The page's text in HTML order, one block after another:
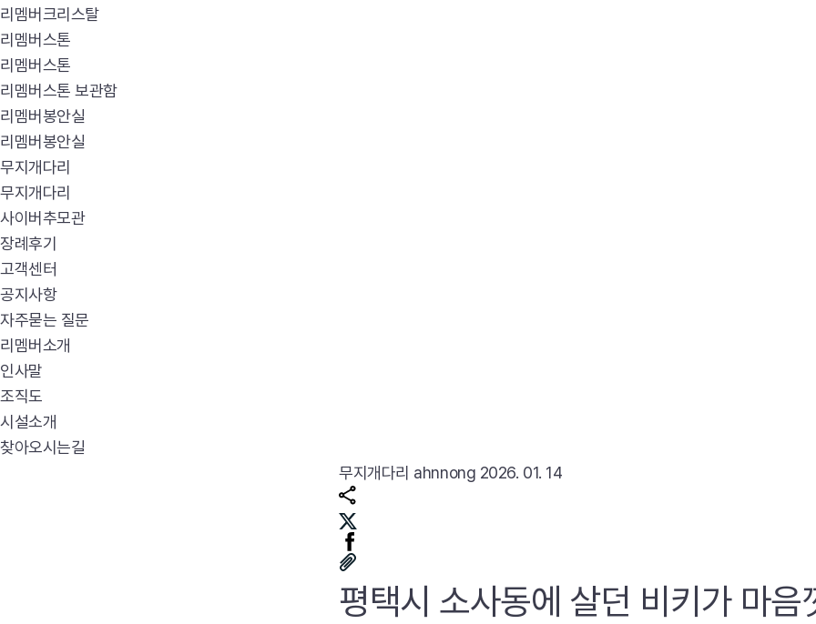
리멤버크리스탈
리멤버스톤
리멤버스톤
리멤버스톤 보관함
리멤버봉안실
리멤버봉안실
무지개다리
무지개다리
사이버추모관
장례후기
고객센터
공지사항
자주묻는 질문
리멤버소개
인사말
조직도
시설소개
찾아오시는길
무지개다리 ahnnong 2026. 01. 14
평택시 소사동에 살던 비키가 마음